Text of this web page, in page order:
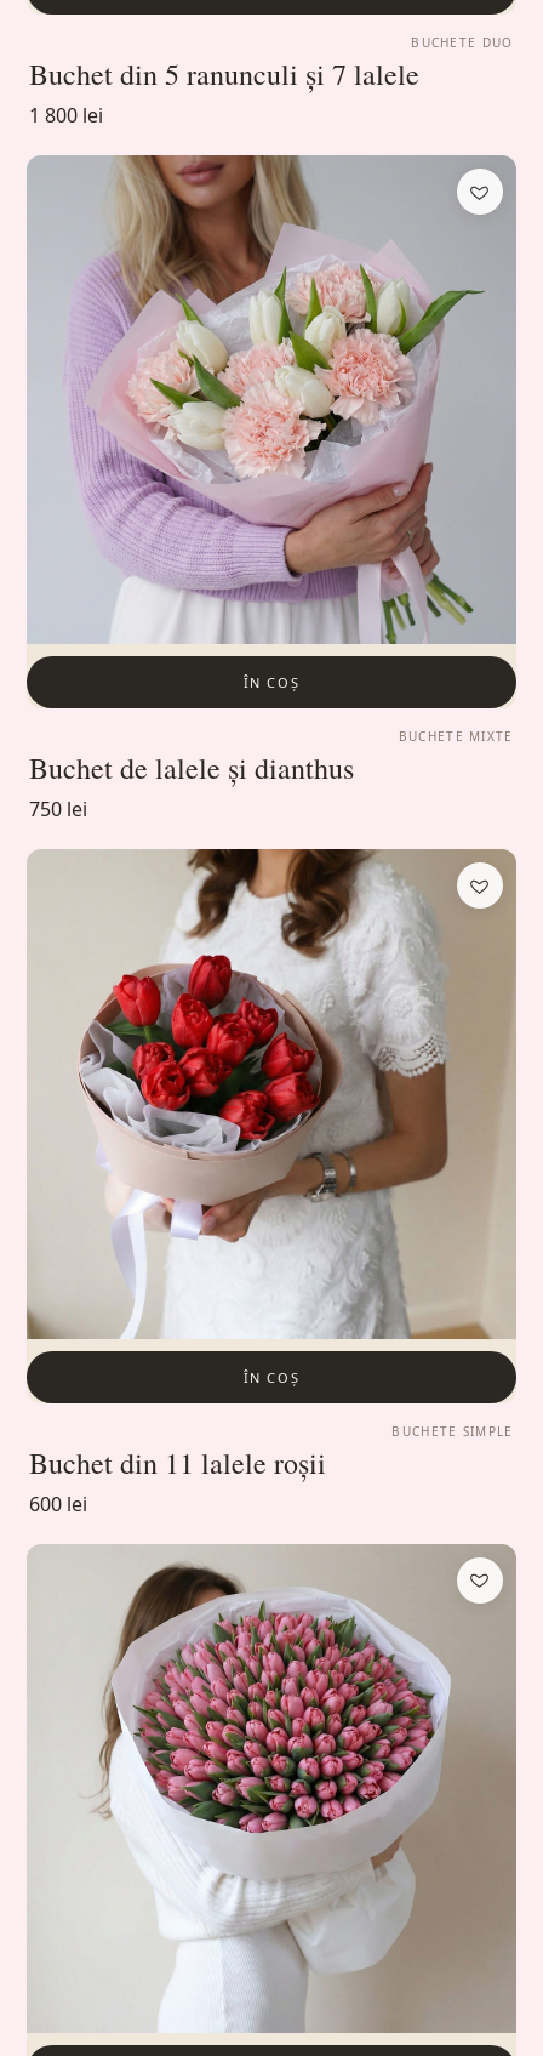
BUCHETE DUO
Buchet din 5 ranunculi și 7 lalele
1 800 lei
ÎN COȘ
BUCHETE MIXTE
Buchet de lalele și dianthus
750 lei
ÎN COȘ
BUCHETE SIMPLE
Buchet din 11 lalele roșii
600 lei